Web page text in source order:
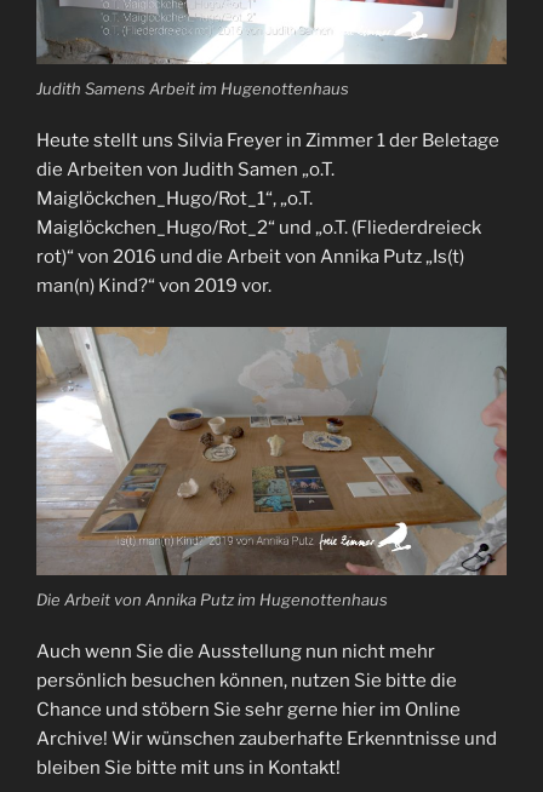
Judith Samens Arbeit im Hugenottenhaus
Heute stellt uns Silvia Freyer in Zimmer 1 der Beletage
die Arbeiten von Judith Samen „o.T.
Maiglöckchen_Hugo/Rot_1“, „o.T.
Maiglöckchen_Hugo/Rot_2“ und „o.T. (Fliederdreieck
rot)“ von 2016 und die Arbeit von Annika Putz „Is(t)
man(n) Kind?“ von 2019 vor.
Die Arbeit von Annika Putz im Hugenottenhaus
Auch wenn Sie die Ausstellung nun nicht mehr
persönlich besuchen können, nutzen Sie bitte die
Chance und stöbern Sie sehr gerne hier im Online
Archive! Wir wünschen zauberhafte Erkenntnisse und
bleiben Sie bitte mit uns in Kontakt!